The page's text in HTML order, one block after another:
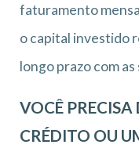
faturamento
o capital investido
longo prazo com as
VOCÊ
CRÉDITO OU